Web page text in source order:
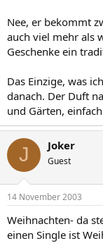
Nee, er bekommt
auch viel mehr als
Geschenke ein
Das Einzige, was
danach. Der Duft
und Gärten,
J Joker
Guest
14 November 2003
Weihnachten- da
einen Single ist